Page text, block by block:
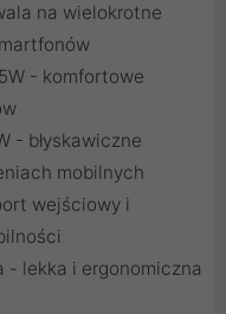
na wielokrotne
- komfortowe
- błyskawiczne
mobilnych
wejściowy i
- lekka i ergonomiczna